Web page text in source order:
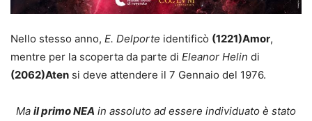
Nello stesso anno, E. Delporte identificò (1221)Amor,
mentre per la scoperta da parte di Eleanor Helin di
(2062)Aten si deve attendere il 7 Gennaio del 1976.
Ma il primo NEA in assoluto ad essere individuato è stato